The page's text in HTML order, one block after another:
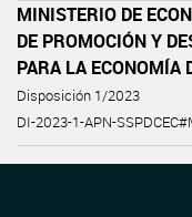
MINISTERIO DE
DE PROMOCIÓN Y
PARA LA ECONOMÍA
Disposición 1/2023
DI-2023-1-APN-